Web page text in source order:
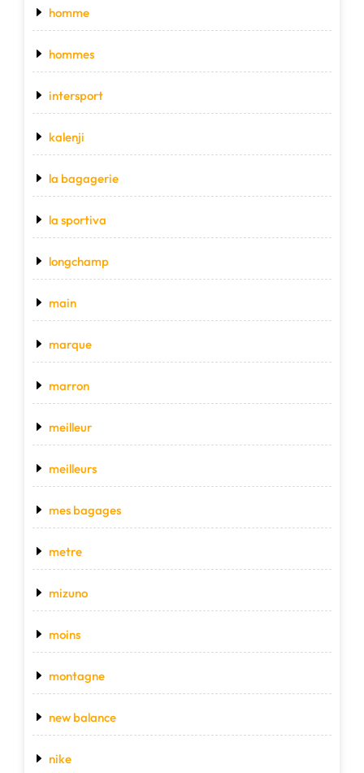
homme
hommes
intersport
kalenji
la bagagerie
la sportiva
longchamp
main
marque
marron
meilleur
meilleurs
mes bagages
metre
mizuno
moins
montagne
new balance
nike